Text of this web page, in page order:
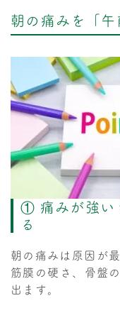
朝の痛みを「
① 痛みが強い
る
朝の痛みは原因が
筋膜の硬さ、骨盤
出ます。